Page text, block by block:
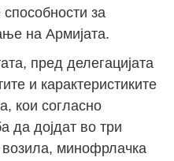
за
на Армијата.
пред делегацијата
и карактеристиките
кои согласно
да дојдат во три
возила, минофрлачка